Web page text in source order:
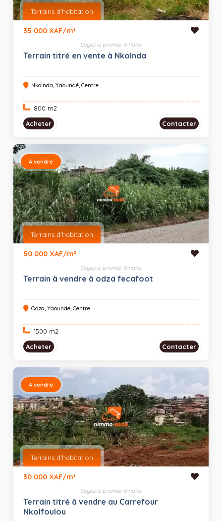
Terrains d'habitation
35 000 XAF/m²
Soyez le premier à noter
Terrain titré en vente à Nkolnda
Nkolnda, Yaoundé, Centre
800 m2
Acheter
Contacter
A vendre
Terrains d'habitation
50 000 XAF/m²
Soyez le premier à noter
Terrain à vendre à odza fecafoot
Odza, Yaoundé, Centre
1500 m2
Acheter
Contacter
A vendre
Terrains d'habitation
30 000 XAF/m²
Soyez le premier à noter
Terrain titré à vendre au Carrefour
Nkolfoulou